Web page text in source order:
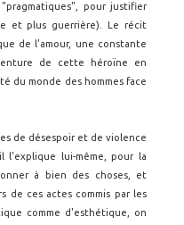
pour justifier
et plus guerrière). Le récit
de l'amour, une constante
de cette héroïne en
du monde des hommes face
de désespoir et de violence
l'explique lui-même, pour la
à bien des choses, et
de ces actes commis par les
comme d'esthétique, on